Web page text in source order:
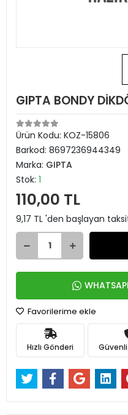
GIPTA BONDY
Ürün Kodu: KOZ-15806
Barkod: 8697236944349
Marka: GIPTA
Stok: 1
110,00 TL
9,17 TL 'den başlayan
Favorilerime ekle
Hızlı Gönderi Güvenli